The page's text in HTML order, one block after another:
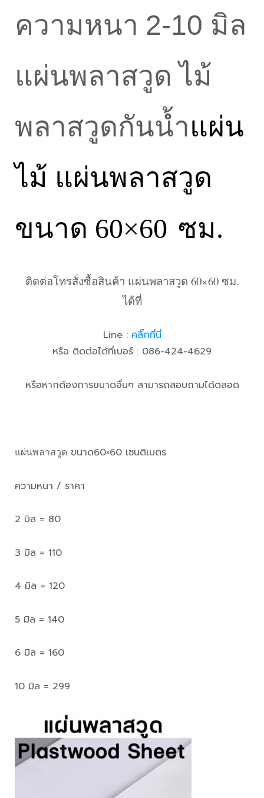
ความหนา 2-10 มิล
แผ่นพลาสวูด ไม้
พลาสวูดกันน้ำแผ่น
ไม้ แผ่นพลาสวูด
ขนาด 60×60 ซม.
ติดต่อโทรสั่งซื้อสินค้า แผ่นพลาสวูด 60×60 ซม.
ได้ที่
Line : คลิ๊กที่นี่
หรือ ติดต่อได้ที่เบอร์ : 086-424-4629
หรือหากต้องการขนาดอื่นๆ สามารถสอบถามได้ตลอด
แผ่นพลาสวูด ขนาด60×60 เซนติเมตร
ความหนา / ราคา
2 มิล = 80
3 มิล = 110
4 มิล = 120
5 มิล = 140
6 มิล = 160
10 มิล = 299